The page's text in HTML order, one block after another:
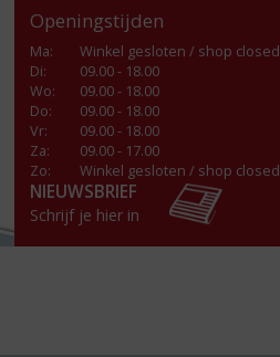
Openingstijden
Ma:
Winkel gesloten / shop closed
Di:
09.00 - 18.00
Wo:
09.00 - 18.00
Do:
09.00 - 18.00
Vr:
09.00 - 18.00
Za:
09.00 - 17.00
Zo:
Winkel gesloten / shop closed
NIEUWSBRIEF
Schrijf je hier in